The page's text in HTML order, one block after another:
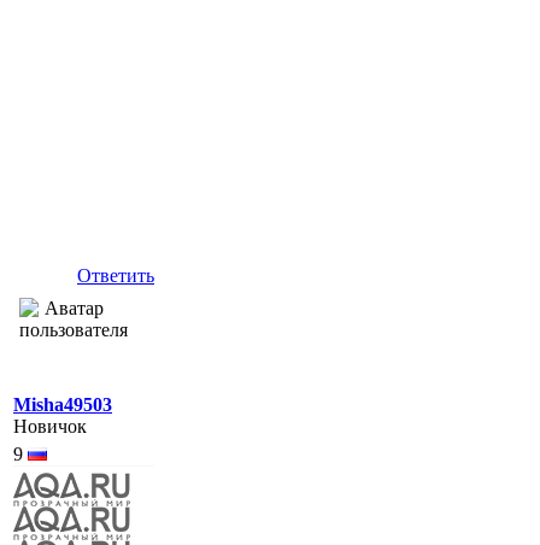
Ответить
Misha49503
Новичок
9